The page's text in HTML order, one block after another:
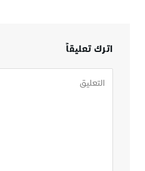
اترك تعليقاً